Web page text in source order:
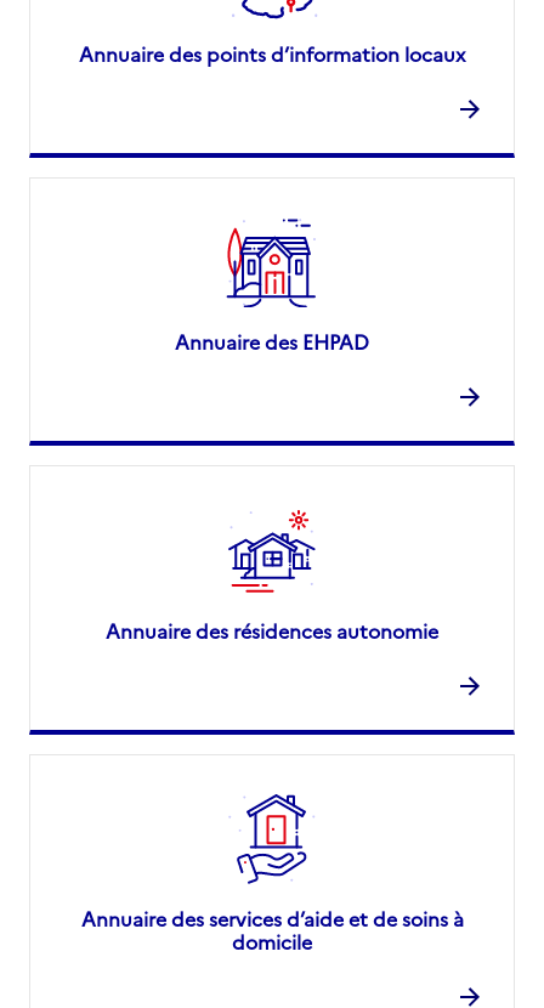
Annuaire des points d’information locaux
Annuaire des EHPAD
Annuaire des résidences autonomie
Annuaire des services d’aide et de soins à
domicile